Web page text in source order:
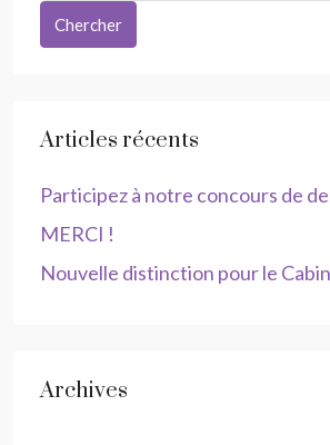
Chercher
Articles récents
Participez à notre concours de
MERCI !
Nouvelle distinction pour le
Archives